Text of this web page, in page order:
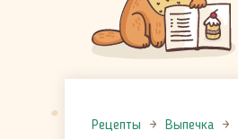
Рецепты Выпечка